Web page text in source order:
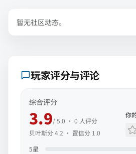
暂无社区动态。
玩家评分与评论
综合评分
3.9/ 5.0 · 0 人评分
贝叶斯分4.2 · 置信分 1.0
你
5星